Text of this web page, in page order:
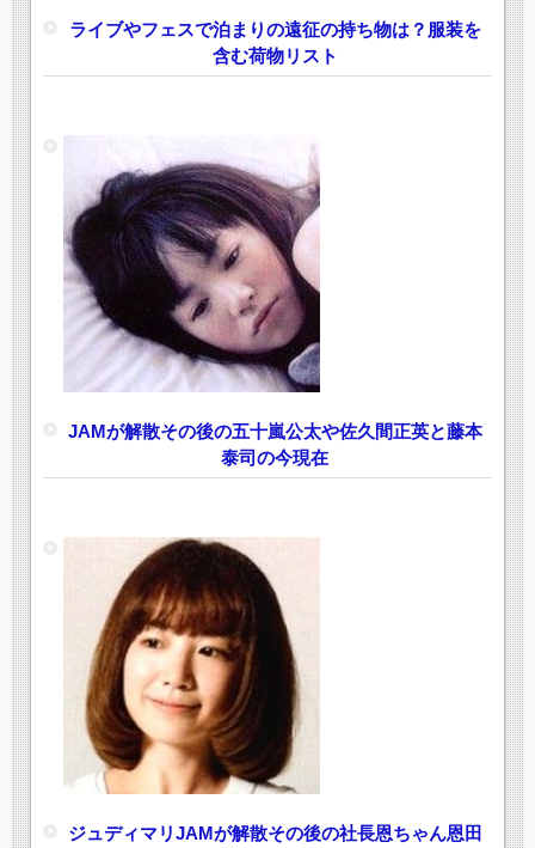
ライブやフェスで泊まりの遠征の持ち物は？服装を
含む荷物リスト
JAMが解散その後の五十嵐公太や佐久間正英と藤本
泰司の今現在
ジュディマリJAMが解散その後の社長恩ちゃん恩田